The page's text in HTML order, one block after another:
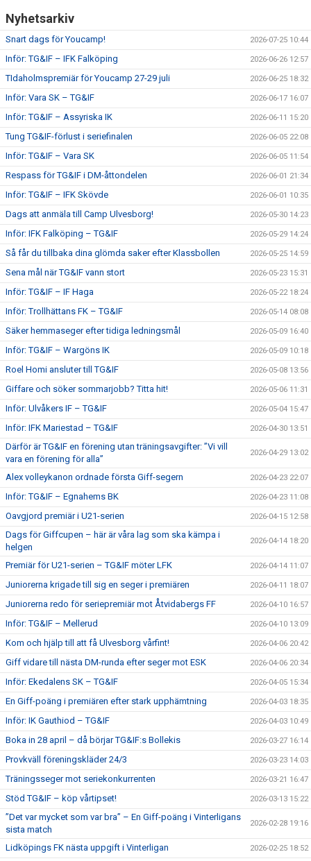
Nyhetsarkiv
Snart dags för Youcamp! 2026-07-25 10:44
Inför: TG&IF – IFK Falköping 2026-06-26 12:57
TIdaholmspremiär för Youcamp 27-29 juli 2026-06-25 18:32
Inför: Vara SK – TG&IF 2026-06-17 16:07
Inför: TG&IF – Assyriska IK 2026-06-11 15:20
Tung TG&IF-förlust i seriefinalen 2026-06-05 22:08
Inför: TG&IF – Vara SK 2026-06-05 11:54
Respass för TG&IF i DM-åttondelen 2026-06-01 21:34
Inför: TG&IF – IFK Skövde 2026-06-01 10:35
Dags att anmäla till Camp Ulvesborg! 2026-05-30 14:23
Inför: IFK Falköping – TG&IF 2026-05-29 14:24
Så får du tillbaka dina glömda saker efter Klassbollen 2026-05-25 14:59
Sena mål när TG&IF vann stort 2026-05-23 15:31
Inför: TG&IF – IF Haga 2026-05-22 18:24
Inför: Trollhättans FK – TG&IF 2026-05-14 08:08
Säker hemmaseger efter tidiga ledningsmål 2026-05-09 16:40
Inför: TG&IF – Wargöns IK 2026-05-09 10:18
Roel Homi ansluter till TG&IF 2026-05-08 13:56
Giffare och söker sommarjobb? Titta hit! 2026-05-06 11:31
Inför: Ulvåkers IF – TG&IF 2026-05-04 15:47
Inför: IFK Mariestad – TG&IF 2026-04-30 13:51
Därför är TG&IF en förening utan träningsavgifter: ”Vi vill
vara en förening för alla”
2026-04-29 13:02
Alex volleykanon ordnade första Giff-segern 2026-04-23 22:07
Inför: TG&IF – Egnahems BK 2026-04-23 11:08
Oavgjord premiär i U21-serien 2026-04-15 12:58
Dags för Giffcupen – här är våra lag som ska kämpa i
helgen
2026-04-14 18:20
Premiär för U21-serien – TG&IF möter LFK 2026-04-14 11:07
Juniorerna krigade till sig en seger i premiären 2026-04-11 18:07
Juniorerna redo för seriepremiär mot Åtvidabergs FF 2026-04-10 16:57
Inför: TG&IF – Mellerud 2026-04-10 13:09
Kom och hjälp till att få Ulvesborg vårfint! 2026-04-06 20:42
Giff vidare till nästa DM-runda efter seger mot ESK 2026-04-06 20:34
Inför: Ekedalens SK – TG&IF 2026-04-05 15:34
En Giff-poäng i premiären efter stark upphämtning 2026-04-03 18:35
Inför: IK Gauthiod – TG&IF 2026-04-03 10:49
Boka in 28 april – då börjar TG&IF:s Bollekis 2026-03-27 16:14
Provkväll föreningskläder 24/3 2026-03-23 14:03
Träningsseger mot seriekonkurrenten 2026-03-21 16:47
Stöd TG&IF – köp vårtipset! 2026-03-13 15:22
”Det var mycket som var bra” – En Giff-poäng i Vinterligans
sista match
2026-02-28 19:16
Lidköpings FK nästa uppgift i Vinterligan 2026-02-25 18:52